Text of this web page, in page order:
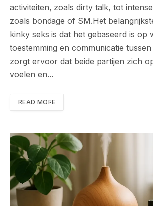
activiteiten, zoals dirty talk, tot
zoals bondage of SM.Het
kinky seks is dat het gebaseerd is op
toestemming en communicatie
zorgt ervoor dat beide partijen zich
voelen en…
READ MORE